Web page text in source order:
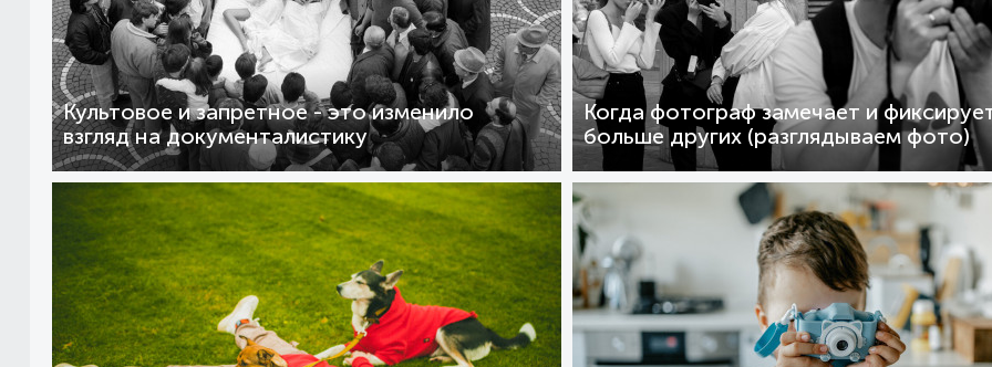
Культовое и запретное - это изменило
взгляд на документалистику
Когда фотограф замечает и
больше других (разглядываем фото)